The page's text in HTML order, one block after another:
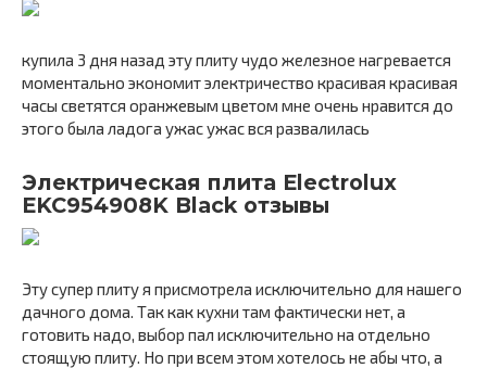
купила 3 дня назад эту плиту чудо железное нагревается
моментально экономит электричество красивая красивая
часы светятся оранжевым цветом мне очень нравится до
этого была ладога ужас ужас вся развалилась
Электрическая плита Electrolux
EKC954908K Black отзывы
Эту супер плиту я присмотрела исключительно для нашего
дачного дома. Так как кухни там фактически нет, а
готовить надо, выбор пал исключительно на отдельно
стоящую плиту. Но при всем этом хотелось не абы что, а